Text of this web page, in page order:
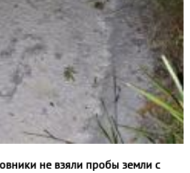
не взяли пробы земли с